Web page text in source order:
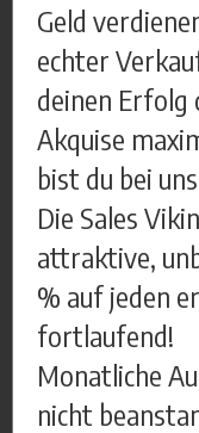
Geld
echter
deinen Erfolg
Akquise
bist du bei
Die Sales
attraktive,
% auf jeden
fortlaufend!
Monatliche
nicht